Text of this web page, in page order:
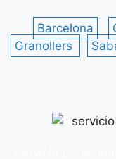
Barcelona
Granollers